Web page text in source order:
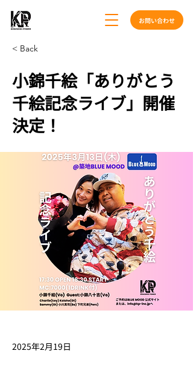
お問い合わせ
< Back
小錦千絵「ありがとう
千絵記念ライブ」開催
決定！
2025年2月19日